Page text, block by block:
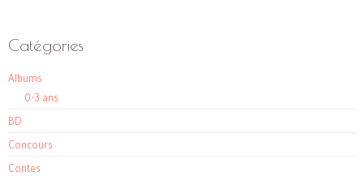
Catégories
Albums
0-3 ans
BD
Concours
Contes